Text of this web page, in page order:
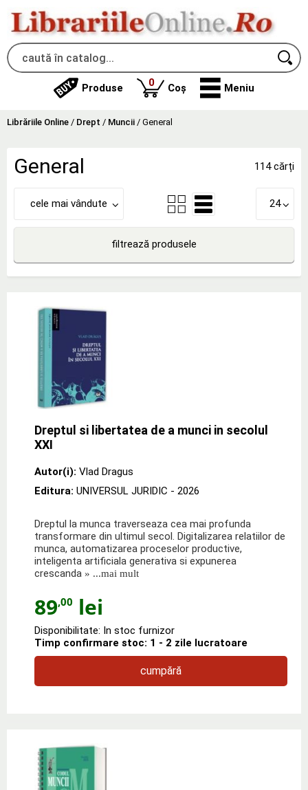
Produse 0produse
Coș Meniu
Librăriile Online / Drept / Muncii / General
General 114 cărți
cele mai vândute 24
filtrează produsele
Dreptul si libertatea de a munci in secolul
XXI
Autor(i): Vlad Dragus
Editura: UNIVERSUL JURIDIC - 2026
Dreptul la munca traverseaza cea mai profunda
transformare din ultimul secol. Digitalizarea relatiilor de
munca, automatizarea proceselor productive,
inteligenta artificiala generativa si expunerea
crescanda » ...mai mult
89,00 lei
Disponibilitate: In stoc furnizor
Timp confirmare stoc: 1 - 2 zile lucratoare
cumpără